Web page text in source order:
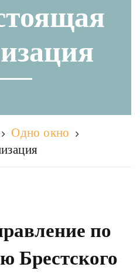
Одно окно
по
Брестского